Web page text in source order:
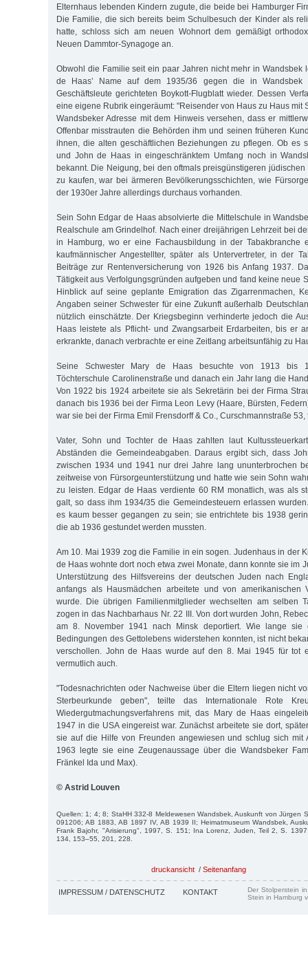
Elternhaus lebenden Kindern zugute, die beide bei Hamburger
Die Familie, die sich bereits beim Schulbesuch der Kinder als
hatte, schloss sich am neuen Wohnort dem gemäßigt
Neuen Dammtor-Synagoge an.
Obwohl die Familie seit ein paar Jahren nicht mehr in Wandsbek
de Haas’ Name auf dem 1935/36 gegen die in Wandsbek
Geschäftsleute gerichteten Boykott-Flugblatt wieder. Dessen
eine eigene Rubrik eingeräumt: "Reisender von Haus zu Haus mit
Wandsbeker Adresse mit dem Hinweis versehen, dass er
Offenbar misstrauten die Behörden ihm und seinen früheren
ihnen, die alten geschäftlichen Beziehungen zu pflegen. Ob es
und John de Haas in eingeschränktem Umfang noch in
bekannt. Die Neigung, bei den oftmals preisgünstigeren
zu kaufen, war bei ärmeren Bevölkerungsschichten, wie
der 1930er Jahre allerdings durchaus vorhanden.
Sein Sohn Edgar de Haas absolvierte die Mittelschule in
Realschule am Grindelhof. Nach einer dreijährigen Lehrzeit bei
in Hamburg, wo er eine Fachausbildung in der Tabakbranche
kaufmännischer Angestellter, später als Untervertreter, in der
Beiträge zur Rentenversicherung von 1926 bis Anfang 1937.
Tätigkeit aus Verfolgungsgründen aufgeben und fand keine neue
Hinblick auf seine geplante Emigration das Zigarrenmachen,
Angaben seiner Schwester für eine Zukunft außerhalb
nützlich einschätzte. Der Kriegsbeginn verhinderte jedoch die
Haas leistete als Pflicht- und Zwangsarbeit Erdarbeiten, bis er
erkrankte, danach verbrachte er eine Zeitlang arbeitsunfähig zu
Seine Schwester Mary de Haas besuchte von 1913 bis
Töchterschule Carolinenstraße und danach ein Jahr lang die
Von 1922 bis 1924 arbeitete sie als Sekretärin bei der Firma
danach bis 1936 bei der Firma Leon Levy (Haare, Bürsten,
war sie bei der Firma Emil Frensdorff & Co., Curschmannstraße 53,
Vater, Sohn und Tochter de Haas zahlten laut
Abständen die Gemeindeabgaben. Daraus ergibt sich, dass
zwischen 1934 und 1941 nur drei Jahre lang ununterbrochen
zeitweise von Fürsorgeunterstützung und hatte wie sein Sohn
zu leisten. Edgar de Haas verdiente 60 RM monatlich, was als
galt, so dass ihm 1934/35 die Gemeindesteuern erlassen
es kaum besser gegangen zu sein; sie entrichtete bis 1938
die ab 1936 gestundet werden mussten.
Am 10. Mai 1939 zog die Familie in ein sogen. Judenhaus in der
de Haas wohnte dort noch etwa zwei Monate, dann konnte sie im
Unterstützung des Hilfsvereins der deutschen Juden nach
anfangs als Hausmädchen arbeitete und von amerikanischen
wurde. Die übrigen Familienmitglieder wechselten am selben
zogen in das Nachbarhaus Nr. 22 III. Von dort wurden John,
am 8. November 1941 nach Minsk deportiert. Wie lange sie
Bedingungen des Gettolebens widerstehen konnten, ist nicht
verschollen. John de Haas wurde auf den 8. Mai 1945 für tot
vermutlich auch.
"Todesnachrichten oder Nachweise über die Eltern liegen nicht
Sterbeurkunde geben", teilte das Internationale Rote
Wiedergutmachungsverfahrens mit, das Mary de Haas
1947 in die USA eingereist war. Zunächst arbeitete sie dort,
sie auf die Hilfe von Freunden angewiesen und schlug sich mit
1963 legte sie eine Zeugenaussage über die Wandsbeker
Fränkel Ida und Max).
© Astrid Louven
Quellen: 1; 4; 8; StaHH 332-8 Meldewesen Wandsbek, Auskunft von Jürgen
091206; AB 1883, AB 1897 IV, AB 1939 II; Heimatmuseum Wandsbek,
Frank Bajohr, "Arisierung", 1997, S. 151; Ina Lorenz, Juden, Teil 2, S.
134, 153–55, 201, 228.
druckansicht / Seitenanfang
IMPRESSUM / DATENSCHUTZ KONTAKT
Der Stolperstein
Stein in Hamburg